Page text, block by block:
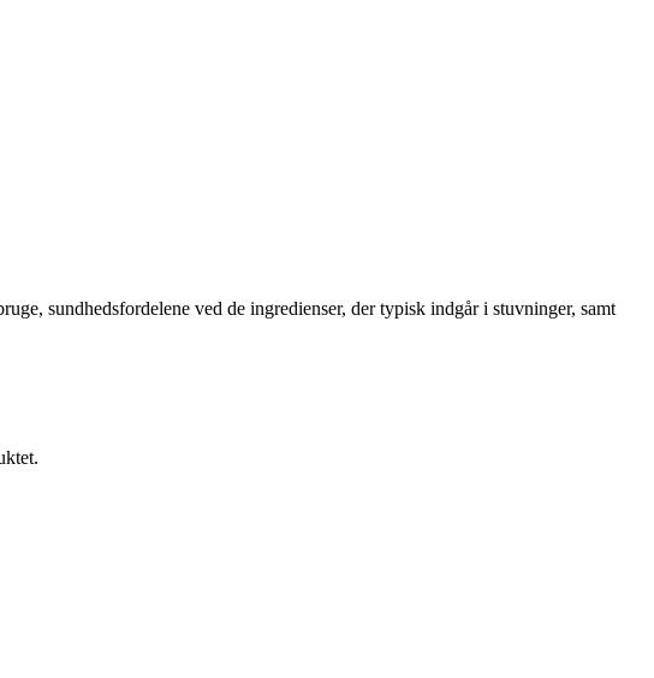
sundhedsfordelene ved de ingredienser, der typisk indgår i stuvninger, samt